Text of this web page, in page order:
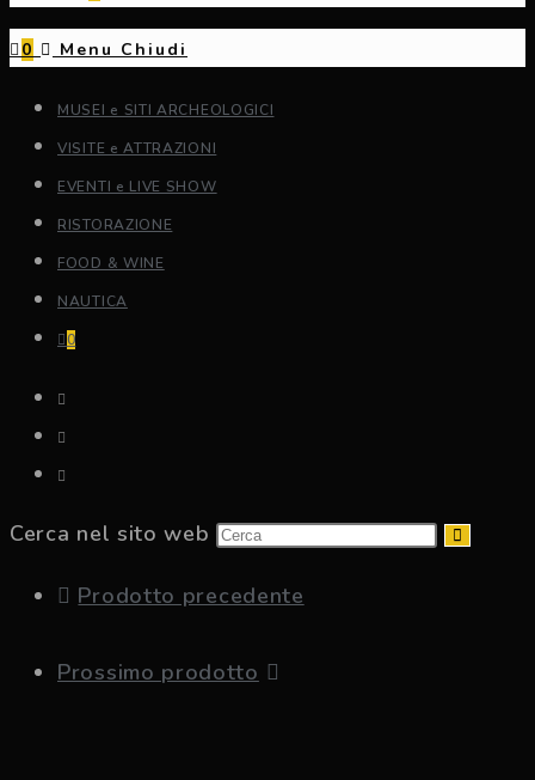
0 Menu Chiudi
MUSEI e SITI ARCHEOLOGICI
VISITE e ATTRAZIONI
EVENTI e LIVE SHOW
RISTORAZIONE
FOOD & WINE
NAUTICA
0
Cerca nel sito web
Prodotto precedente
Prossimo prodotto